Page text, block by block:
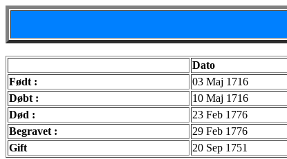
Dato
Født :
03 Maj 1716
Døbt :
10 Maj 1716
Død :
23 Feb 1776
Begravet :
29 Feb 1776
Gift
20 Sep 1751